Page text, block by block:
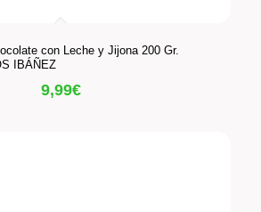
con Leche y Jijona 200 Gr.
IBÁÑEZ
9,99€